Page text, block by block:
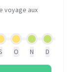
voyage aux
O N D